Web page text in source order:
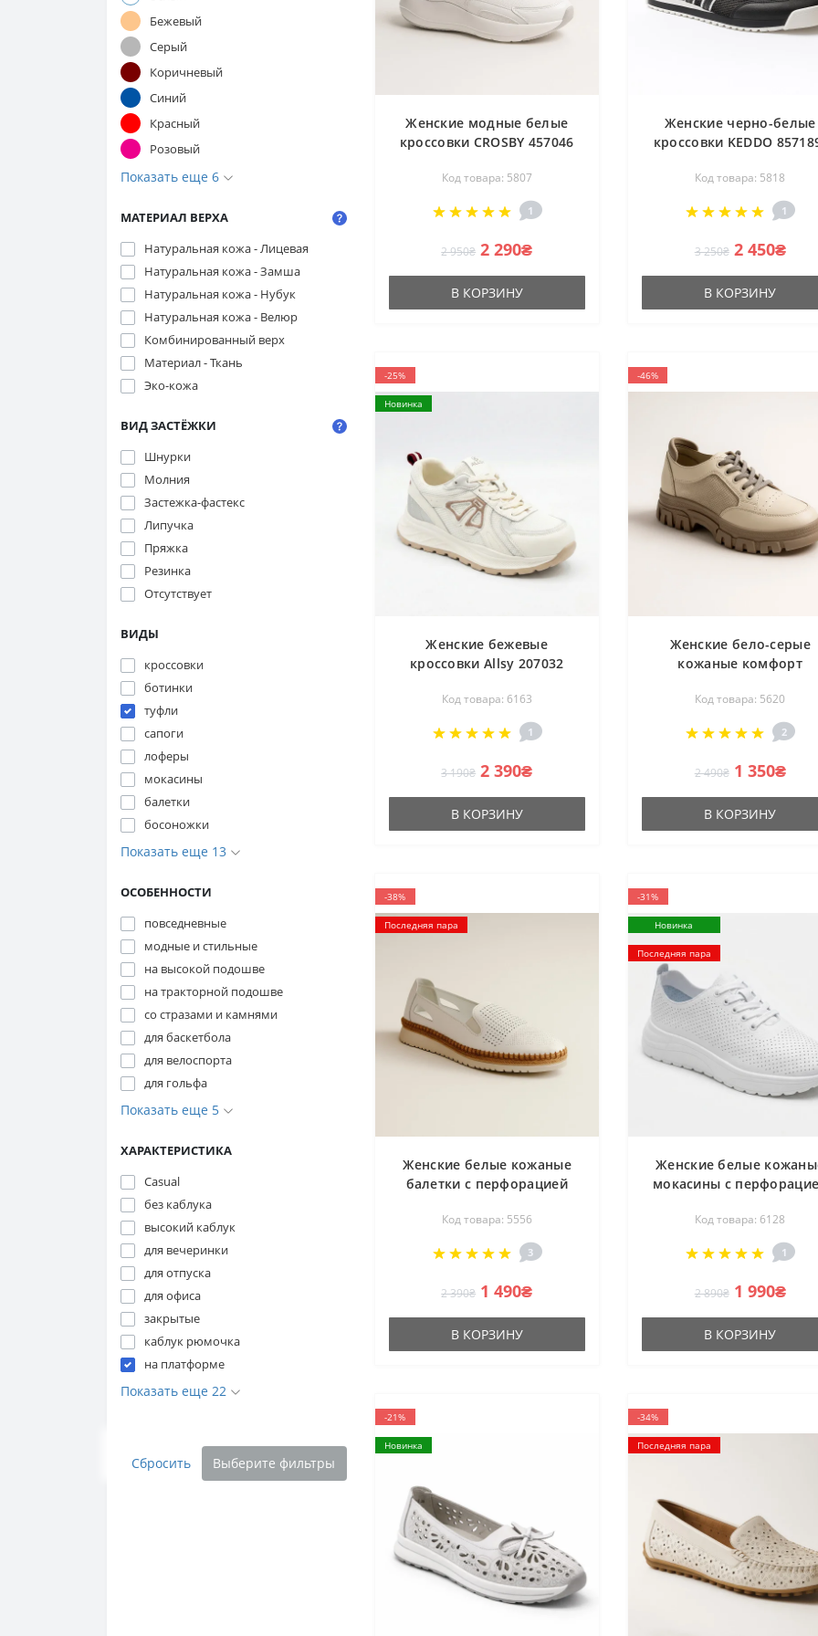
Бежевый
Серый
Коричневый
Синий
Красный
Розовый
Показать еще 6
МАТЕРИАЛ ВЕРХА
Натуральная кожа - Лицевая
Натуральная кожа - Замша
Натуральная кожа - Нубук
Натуральная кожа - Велюр
Комбинированный верх
Материал - Ткань
Эко-кожа
ВИД ЗАСТЁЖКИ
Шнурки
Молния
Застежка-фастекс
Липучка
Пряжка
Резинка
Отсутствует
ВИДЫ
кроссовки
ботинки
туфли
сапоги
лоферы
мокасины
балетки
босоножки
Показать еще 13
ОСОБЕННОСТИ
повседневные
модные и стильные
на высокой подошве
на тракторной подошве
со стразами и камнями
для баскетбола
для велоспорта
для гольфа
Показать еще 5
ХАРАКТЕРИСТИКА
Casual
без каблука
высокий каблук
для вечеринки
для отпуска
для офиса
закрытые
каблук рюмочка
на платформе
Показать еще 22
Сбросить Выберите фильтры
Женские модные белые
кроссовки CROSBY 457046
британского бренда в
стиле adidas by Stella
McCartney Sportswear 2000
Код товара: 5807
1
2 950₴ 2 290₴
В КОРЗИНУ
Женские черно-белые
кроссовки KEDDO
натуральной кожи
дышащее с перфорацией
для лета в стиле adidas
Код товара: 5818
1
3 250₴ 2 450₴
В КОРЗИНУ
-25%
Новинка
Женские бежевые
кроссовки Allsy 207032
6163 в стиле Axel Arigato
Код товара: 6163
1
3 190₴ 2 390₴
В КОРЗИНУ
-46%
Женские бело-серые
кожаные комфорт
шнуровкой с боковой
перфорацией Lonza
369-a889-2 white-grey
Код товара: 5620
2
2 490₴ 1 350₴
В КОРЗИНУ
-38%
Последняя пара
Женские белые кожаные
балетки с перфорацией
24026 WHİTE 5556 по
скидкам из натуральной
кожки
Код товара: 5556
3
2 390₴ 1 490₴
В КОРЗИНУ
-31%
Новинка
Последняя пара
Женские белые
мокасины с
Lonza WHITE AY 2026 6128
Код товара: 6128
1
2 890₴ 1 990₴
В КОРЗИНУ
-21%
Новинка
-34%
Последняя пара